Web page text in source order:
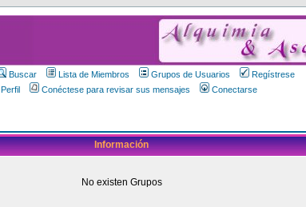
Buscar Lista de Miembros Grupos de Usuarios
Regístrese
Perfil
Conéctese para revisar sus mensajes Conectarse
Información
No existen Grupos